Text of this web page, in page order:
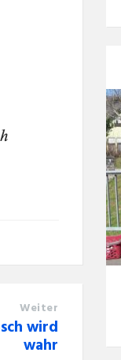
Weiter
wird
wahr